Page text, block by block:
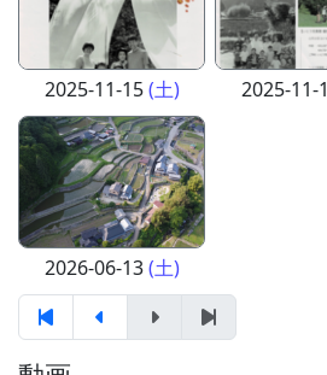
2025-11-15(土) 2025-11-
2026-06-13(土)